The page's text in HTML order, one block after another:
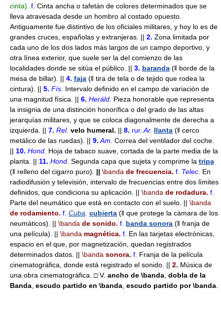
cinta). f. Cinta ancha o tafetán de colores determinados que se
lleva atravesada desde un hombro al costado opuesto.
Antiguamente fue distintivo de los oficiales militares, y hoy lo es de
grandes cruces, españolas y extranjeras. || 2. Zona limitada por
cada uno de los dos lados más largos de un campo deportivo, y
otra línea exterior, que suele ser la del comienzo de las
localidades donde se sitúa el público. || 3. baranda (ǁ borde de la
mesa de billar). || 4. faja (ǁ tira de tela o de tejido que rodea la
cintura). || 5. Fís. Intervalo definido en el campo de variación de
una magnitud física. || 6. Heráld. Pieza honorable que representa
la insignia de una distinción honorífica o del grado de las altas
jerarquías militares, y que se coloca diagonalmente de derecha a
izquierda. || 7. Rel. velo humeral. || 8. rur. Ar. llanta (ǁ cerco
metálico de las ruedas). || 9. Am. Correa del ventilador del coche.
|| 10. Hond. Hoja de tabaco suave, cortada de la parte media de la
planta. || 11. Hond. Segunda capa que sujeta y comprime la tripa
(ǁ relleno del cigarro puro). || \banda de frecuencia. f. Telec. En
radiodifusión y televisión, intervalo de frecuencias entre dos límites
definidos, que condiciona su aplicación. || \banda de rodadura. f.
Parte del neumático que está en contacto con el suelo. || \banda
de rodamiento. f. Cuba cubierta (ǁ que protege la cámara de los
neumáticos). || \banda de sonido. f. banda sonora (ǁ franja de
una película). || \banda magnética. f. En las tarjetas electrónicas,
espacio en el que, por magnetización, quedan registrados
determinados datos. || \banda sonora. f. Franja de la película
cinematográfica, donde está registrado el sonido. || 2. Música de
una obra cinematográfica. □ V. ancho de \banda dobla de la
Banda escudo partido en \banda escudo partido por\banda